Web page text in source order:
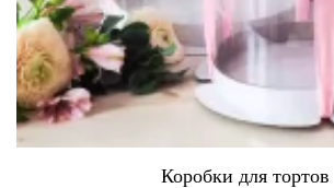
Коробки для тортов